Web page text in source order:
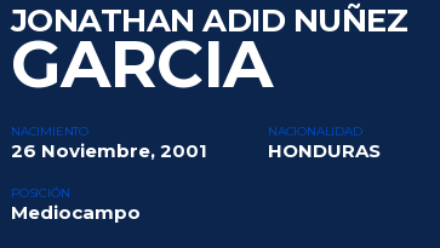
JONATHAN ADID NUÑEZ
GARCIA
NACIMIENTO
26 Noviembre, 2001
NACIONALIDAD
HONDURAS
POSICIÓN
Mediocampo